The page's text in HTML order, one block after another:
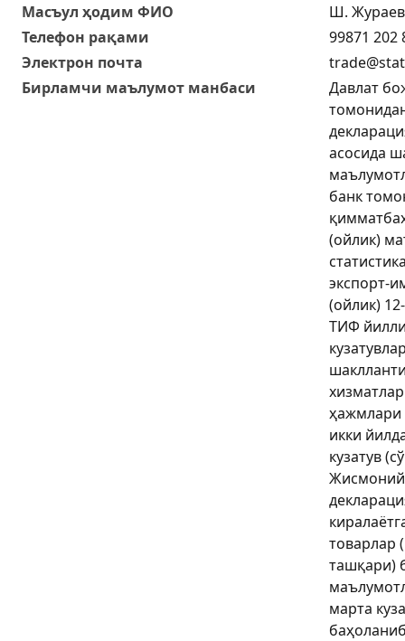
Масъул ҳодим ФИО
Ш. Жураев
Телефон рақами
99871 202
Электрон почта
Бирламчи маълумот манбаси
Давлат
асосида
банк
(ойлик)
экспорт-
(ойлик)
ТИФ
ҳажмлари
икки
кузатув
товарлар
ташқари)
марта